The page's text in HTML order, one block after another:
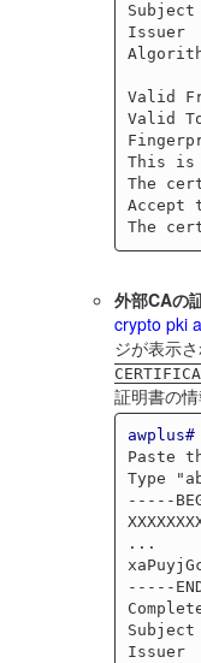
Subject
Issuer
Valid
Valid
This is
The
外部CAの
crypto pki
ジが表示
証明書の
awplus#
Paste
Type
-----
...
-----
Subject
Issuer